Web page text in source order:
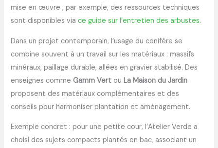
mise en œuvre ; par exemple, des ressources techniques
sont disponibles viace guide sur l’entretien des arbustes.
Dans un projet contemporain, l’usage du conifère se
combine souvent à un travail sur les matériaux : massifs
minéraux, paillage durable, allées en gravier stabilisé. Des
enseignes comme Gamm Vert ou La Maison du Jardin
proposent des matériaux complémentaires et des
conseils pour harmoniser plantation et aménagement.
Exemple concret : pour une petite cour, l’Atelier Verde a
choisi des sujets compacts plantés en bac, associant un